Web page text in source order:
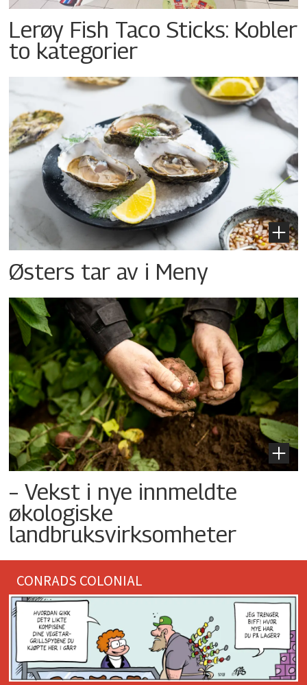
Lerøy Fish Taco Sticks: Kobler
to kategorier
Østers tar av i Meny
– Vekst i nye innmeldte
økologiske
landbruksvirksomheter
CONRADS COLONIAL